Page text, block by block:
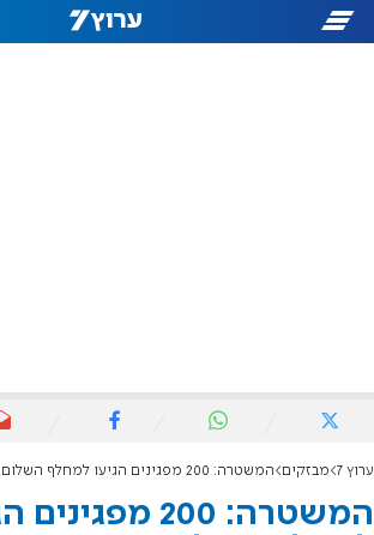
ערוץ 7 מבזקים המשטרה: 200 מפגינים הגיעו למחלף השלום, שוטרים מונעים מהם לרדת לאיילון
המשטרה: 200